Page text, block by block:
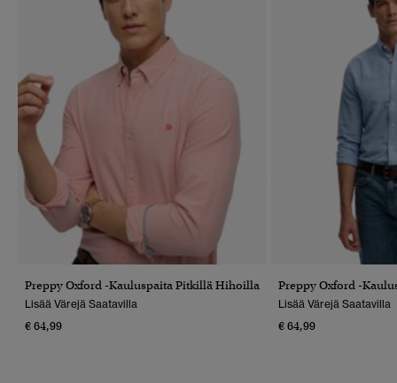
Preppy Oxford -kauluspaita Pitkillä Hihoilla
Lisää Värejä Saatavilla
€ 64,99
Preppy Oxford -
Lisää Värejä Saatavilla
€ 64,99